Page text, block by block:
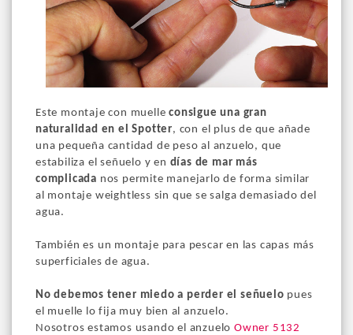
Este montaje con muelleconsigue una gran
naturalidad en el Spotter, con el plus de que añade
una pequeña cantidad de peso al anzuelo, que
estabiliza el señuelo y en días de mar más
complicada nos permite manejarlo de forma similar
al montaje weightless sin que se salga demasiado del
agua.
También es un montaje para pescar en las capas más
superficiales de agua.
No debemos tener miedo a perder el señuelo pues
el muelle lo fija muy bien al anzuelo.
Nosotros estamos usando el anzueloOwner 5132